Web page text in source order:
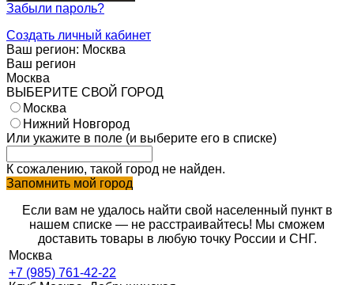
Забыли пароль?
Создать личный кабинет
Ваш регион: Москва
Ваш регион
Москва
ВЫБЕРИТЕ СВОЙ ГОРОД
Москва
Нижний Новгород
Или укажите в поле (и выберите его в списке)
К сожалению, такой город не найден.
Запомнить мой город
Если вам не удалось найти свой населенный пункт в
нашем списке — не расстраивайтесь! Мы сможем
доставить товары в любую точку России и СНГ.
Москва
+7 (985) 761-42-22